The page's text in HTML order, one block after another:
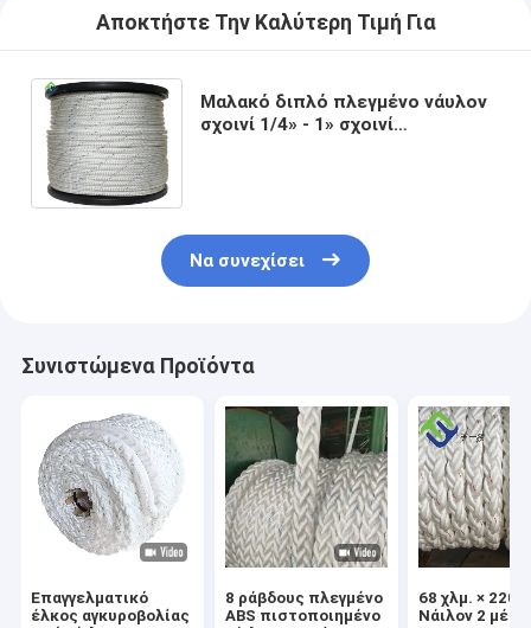
Αποκτήστε Την Καλύτερη Τιμή Για
Μαλακό διπλό πλεγμένο νάυλον
σχοινί 1/4» - 1» σχοινί
Να συνεχίσει
Συνιστώμενα Προϊόντα
Επαγγελματικό
έλκος αγκυροβολίας
8 ράβδους πλεγμένο
ABS πιστοποιημένο
68 χλμ. × 220
Νάιλον 2